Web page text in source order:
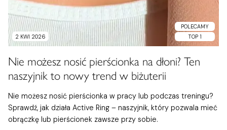
2 KWI 2026
POLECAMY
TOP 1
Nie możesz nosić pierścionka na dłoni? Ten
naszyjnik to nowy trend w biżuterii
Nie możesz nosić pierścionka w pracy lub podczas treningu?
Sprawdź, jak działa Active Ring – naszyjnik, który pozwala mieć
obrączkę lub pierścionek zawsze przy sobie.